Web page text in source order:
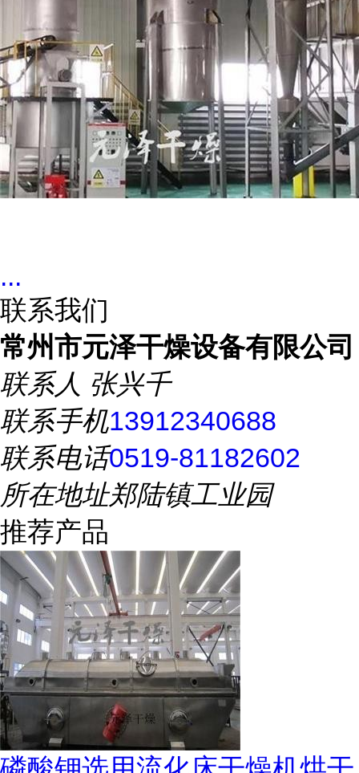
...
联系我们
常州市元泽干燥设备有限公司
联系人 张兴千
联系手机13912340688
联系电话0519-81182602
所在地址郑陆镇工业园
推荐产品